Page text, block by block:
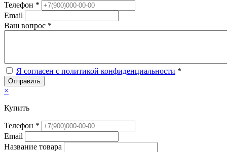
Телефон *
Email
Ваш вопрос *
Я согласен с политикой конфиденциальности *
Отправить
×
Купить
Телефон *
Email
Название товара